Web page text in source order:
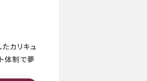
カリキュ
体制で夢